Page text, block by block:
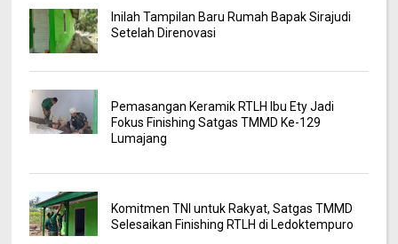
Inilah Tampilan Baru Rumah Bapak Sirajudi
Setelah Direnovasi
Pemasangan Keramik RTLH Ibu Ety Jadi
Fokus Finishing Satgas TMMD Ke-129
Lumajang
Komitmen TNI untuk Rakyat, Satgas TMMD
Selesaikan Finishing RTLH di Ledoktempuro